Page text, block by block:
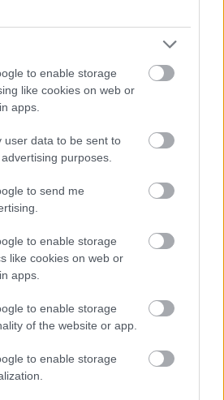
to enable storage
like cookies on web or
apps.
user data to be sent to
purposes.
to send me
to enable storage
like cookies on web or
apps.
to enable storage
of the website or app.
to enable storage
Ruud Boffin’in yerini
|
geçen Leite, üçü ceza sahası içinden olmak
2 gole rağmen 6 puan kazanmayı başardı.
Devam oku »